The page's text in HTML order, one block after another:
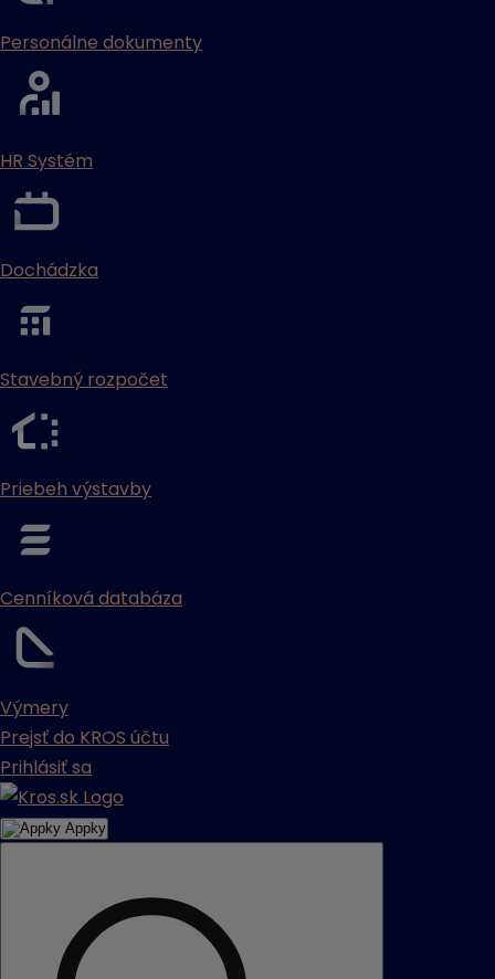
Personálne dokumenty
HR Systém
Dochádzka
Stavebný rozpočet
Priebeh výstavby
Cenníková databáza
Výmery
Prejsť do KROS účtu
Prihlásiť sa
Appky